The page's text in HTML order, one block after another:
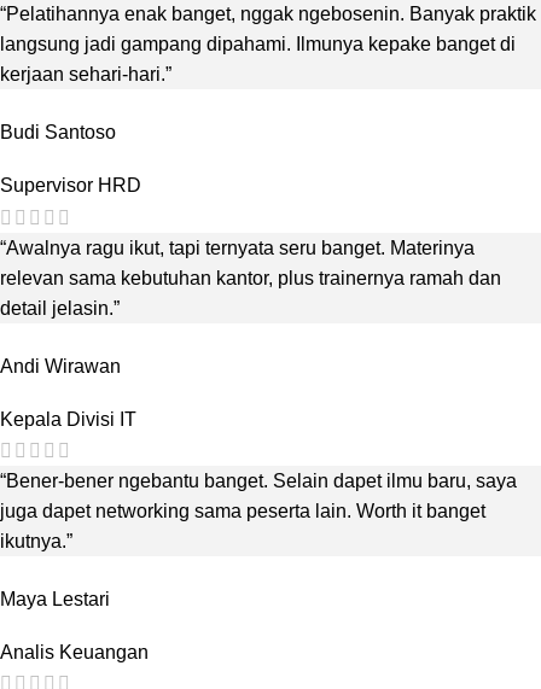
“Pelatihannya enak banget, nggak ngebosenin. Banyak praktik
langsung jadi gampang dipahami. Ilmunya kepake banget di
kerjaan sehari-hari.”
Budi Santoso
Supervisor HRD
“Awalnya ragu ikut, tapi ternyata seru banget. Materinya
relevan sama kebutuhan kantor, plus trainernya ramah dan
detail jelasin.”
Andi Wirawan
Kepala Divisi IT
“Bener-bener ngebantu banget. Selain dapet ilmu baru, saya
juga dapet networking sama peserta lain. Worth it banget
ikutnya.”
Maya Lestari
Analis Keuangan